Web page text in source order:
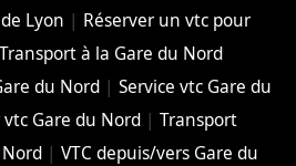
Lyon | Réserver un vtc pour
Transport à la Gare du Nord
du Nord| Service vtc Gare du
Gare du Nord| Transport
|VTC depuis/vers Gare du